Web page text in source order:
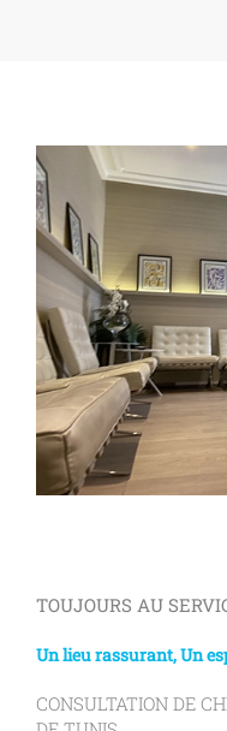
TOUJOURS AU
Un lieu rassurant, Un
CONSULTATION DE